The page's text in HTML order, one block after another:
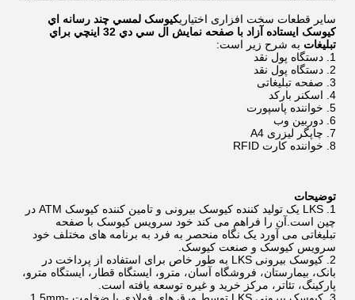
سایر قطعات سخت افزاری اختیاریکيوسک لمسي چند رسانه اي
کيوسک ايستاده آزاد با صفحه نمایش ال سي دي 32 اينچي براي
تبلیغات به شرح زیر است:
دستگاه پول نقد
دستگاه پول نقد
صفحه تبلیغاتی
اسکنر بارکد
خواننده پاسپورت
دوربین وب
چاپگر لیزری A4
خواننده کارت RFID
توضیحات
LKS یک تولید کننده کیوسک بیرونی و تامین کننده کیوسک ATM در
چین است.آن را فراهم می کند خود سرویس کیوسک با صفحه
تبلیغاتی می آورد یک نگاه منحصر به فرد به برنامه های مختلف خود
سرویس کیوسک و صنعت کیوسک.
کیوسک بیرونی LKS به طور خاص برای استفاده از پرداخت در
بانک، بیمارستان، فروشگاه آسان، مترو، ایستگاه قطار، ایستگاه مترو،
پارکینگ، تئاتر، مرکز خرید و غیره توسعه یافته است.